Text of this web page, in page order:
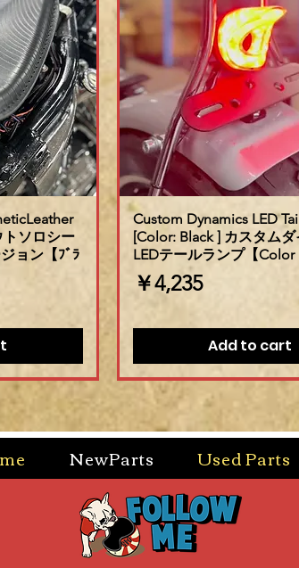
トソロシー
ョン【ﾌﾞﾗ
Custom Dynamics LED
[Color: Black ] カスタム
LEDテールランプ【Color
価格
￥4,235
Add to cart
NewParts Used Parts